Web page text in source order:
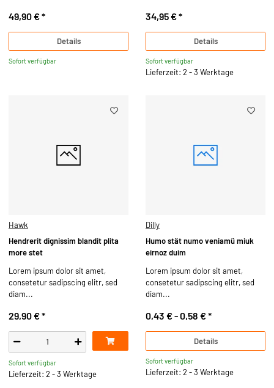
49,90 €*
Details
Sofort verfügbar
34,95 €*
Details
Sofort verfügbar
Lieferzeit: 2 - 3 Werktage
Hawk
Hendrerit dignissim blandit plita
more stet
Lorem ipsum dolor sit amet,
consetetur sadipscing elitr, sed
diam...
29,90 €*
Sofort verfügbar
Lieferzeit: 2 - 3 Werktage
Dilly
Humo stät numo veniamü miuk
eirnoz duim
Lorem ipsum dolor sit amet,
consetetur sadipscing elitr, sed
diam...
0,43 € -0,58 €*
Details
Sofort verfügbar
Lieferzeit: 2 - 3 Werktage